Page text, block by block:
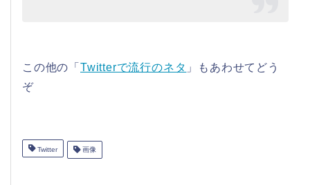
この他の「 Twitterで流行のネタ 」もあわせてどう
ぞ
Twitter 画像